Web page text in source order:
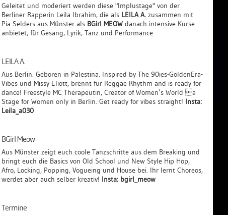
Geleitet und moderiert werden diese "Implustage" von der
Berliner Rapperin Leila Ibrahim, die als LEILA A.zusammen mit
Pia Selders aus Münster alsBGirl MEOWdanach intensive Kurse
anbietet, für Gesang, Lyrik, Tanz und Performance.
LEILA A.
Aus Berlin. Geboren in Palestina. Inspired by The 90ies-GoldenEra-
Vibes und Missy Eliott, brennt für Reggae Rhythm and is ready for
dance! Freestyle MC Therapeutin, Creator of Women’s World a
Stage for Women only in Berlin. Get ready for vibes straight! Insta:
Leila_a030
BGirl Meow
Aus Münster zeigt euch coole Tanzschritte aus dem Breaking und
bringt euch die Basics von Old School und New Style Hip Hop,
Afro, Locking, Popping, Vogueing und House bei. Ihr lernt Choreos,
werdet aber auch selber kreativ! Insta: bgirl_meow
Termine